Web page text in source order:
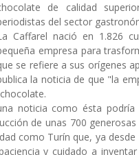
de calidad
del sector
Caffarel nació en 1.826
empresa para
se refiere a sus orígenes
la noticia de que "la
noticia como ésta podría
de unas 700
como Turín que, ya
y cuidado a